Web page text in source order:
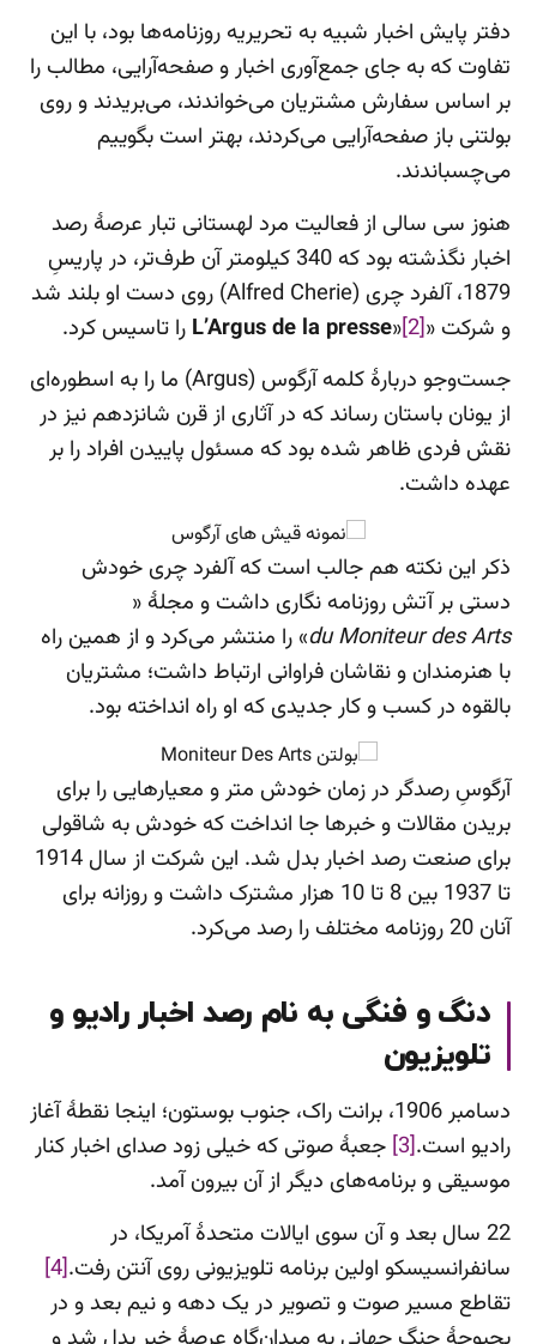
دفتر پایش اخبار شبیه به تحریریه روزنامه‌ها بود، با این
تفاوت که به جای جمع‌آوری اخبار و صفحه‌آرایی، مطالب را
بر اساس سفارش مشتریان می‌خواندند، می‌بریدند و روی
بولتنی باز صفحه‌آرایی می‌کردند، بهتر است بگوییم
می‌چسباندند.
هنوز سی سالی از فعالیت مرد لهستانی تبار عرصۀ رصد
اخبار نگذشته بود که 340 کیلومتر آن طرف‌تر، در پاریسِ
1879، آلفرد چری (Alfred Cherie) روی دست او بلند شد
و شرکت «
L’Argus de la presse»[2]
را تاسیس کرد.
جست‌وجو دربارۀ کلمه آرگوس (Argus) ما را به اسطوره‌ای
از یونان باستان رساند که در آثاری از قرن شانزدهم نیز در
نقش فردی ظاهر شده بود که مسئول پاییدن افراد را بر
عهده داشت.
ذکر این نکته هم جالب است که آلفرد چری خودش
دستی بر آتش روزنامه نگاری داشت و مجلۀ «
du Moniteur des Arts» را منتشر می‌کرد و از همین راه
با هنرمندان و نقاشان فراوانی ارتباط داشت؛ مشتریان
بالقوه در کسب و کار جدیدی که او راه انداخته بود.
آرگوسِ رصدگر در زمان خودش متر و معیارهایی را برای
بریدن مقالات و خبرها جا انداخت که خودش به شاقولی
برای صنعت رصد اخبار بدل شد. این شرکت از سال 1914
تا 1937 بین 8 تا 10 هزار مشترک داشت و روزانه برای
آنان 20 روزنامه مختلف را رصد می‌کرد.
دنگ و فنگی به نام رصد اخبار رادیو و
تلویزیون
دسامبر 1906، برانت راک، جنوب بوستون؛ اینجا نقطۀ آغاز
رادیو است.[3]
جعبۀ صوتی که خیلی زود صدای اخبار کنار
موسیقی و برنامه‌های دیگر از آن بیرون آمد.
22 سال بعد و آن سوی ایالات متحدۀ آمریکا، در
سانفرانسیسکو اولین برنامه تلویزیونی روی آنتن رفت.[4]
تقاطع مسیر صوت و تصویر در یک دهه و نیم بعد و در